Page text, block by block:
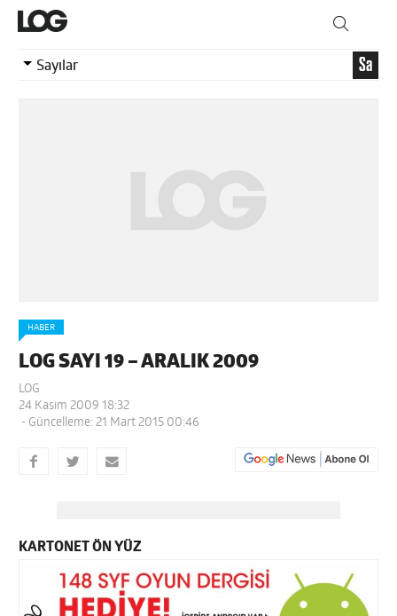
Sayılar Sa
HABER
LOG SAYI 19 – ARALIK 2009
LOG
24 Kasım 2009 18:32
- Güncelleme: 21 Mart 2015 00:46
KARTONET ÖN YÜZ